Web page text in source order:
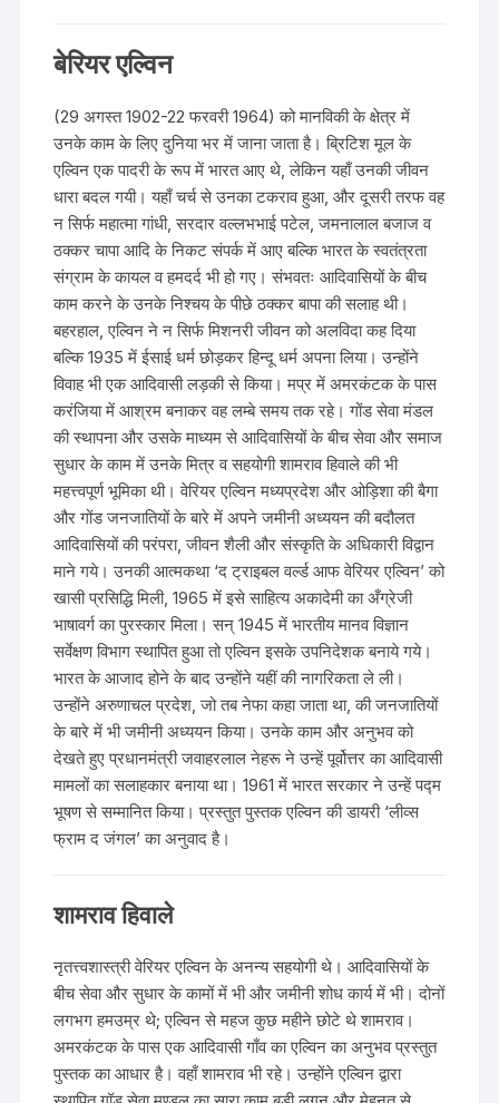
बेरियर एल्विन
(29 अगस्त 1902-22 फरवरी 1964) को मानविकी के क्षेत्र में
उनके काम के लिए दुनिया भर में जाना जाता है। ब्रिटिश मूल के
एल्विन एक पादरी के रूप में भारत आए थे, लेकिन यहाँ उनकी जीवन
धारा बदल गयी। यहाँ चर्च से उनका टकराव हुआ, और दूसरी तरफ वह
न सिर्फ महात्मा गांधी, सरदार वल्लभभाई पटेल, जमनालाल बजाज व
ठक्कर चापा आदि के निकट संपर्क में आए बल्कि भारत के स्वतंत्रता
संग्राम के कायल व हमदर्द भी हो गए। संभवतः आदिवासियों के बीच
काम करने के उनके निश्चय के पीछे ठक्कर बापा की सलाह थी।
बहरहाल, एल्विन ने न सिर्फ मिशनरी जीवन को अलविदा कह दिया
बल्कि 1935 में ईसाई धर्म छोड़कर हिन्दू धर्म अपना लिया। उन्होंने
विवाह भी एक आदिवासी लड़की से किया। मप्र में अमरकंटक के पास
करंजिया में आश्रम बनाकर वह लम्बे समय तक रहे। गोंड सेवा मंडल
की स्थापना और उसके माध्यम से आदिवासियों के बीच सेवा और समाज
सुधार के काम में उनके मित्र व सहयोगी शामराव हिवाले की भी
महत्त्वपूर्ण भूमिका थी। वेरियर एल्विन मध्यप्रदेश और ओड़िशा की बैगा
और गोंड जनजातियों के बारे में अपने जमीनी अध्ययन की बदौलत
आदिवासियों की परंपरा, जीवन शैली और संस्कृति के अधिकारी विद्वान
माने गये। उनकी आत्मकथा ‘द ट्राइबल वर्ल्ड आफ वेरियर एल्विन’ को
खासी प्रसिद्धि मिली, 1965 में इसे साहित्य अकादेमी का अँग्रेजी
भाषावर्ग का पुरस्कार मिला। सन् 1945 में भारतीय मानव विज्ञान
सर्वेक्षण विभाग स्थापित हुआ तो एल्विन इसके उपनिदेशक बनाये गये।
भारत के आजाद होने के बाद उन्होंने यहीं की नागरिकता ले ली।
उन्होंने अरुणाचल प्रदेश, जो तब नेफा कहा जाता था, की जनजातियों
के बारे में भी जमीनी अध्ययन किया। उनके काम और अनुभव को
देखते हुए प्रधानमंत्री जवाहरलाल नेहरू ने उन्हें पूर्वोत्तर का आदिवासी
मामलों का सलाहकार बनाया था। 1961 में भारत सरकार ने उन्हें पद्म
भूषण से सम्मानित किया। प्रस्तुत पुस्तक एल्विन की डायरी ‘लीव्स
फ्राम द जंगल’ का अनुवाद है।
शामराव हिवाले
नृतत्त्वशास्त्री वेरियर एल्विन के अनन्य सहयोगी थे। आदिवासियों के
बीच सेवा और सुधार के कामों में भी और जमीनी शोध कार्य में भी। दोनों
लगभग हमउम्र थे; एल्विन से महज कुछ महीने छोटे थे शामराव।
अमरकंटक के पास एक आदिवासी गाँव का एल्विन का अनुभव प्रस्तुत
पुस्तक का आधार है। वहाँ शामराव भी रहे। उन्होंने एल्विन द्वारा